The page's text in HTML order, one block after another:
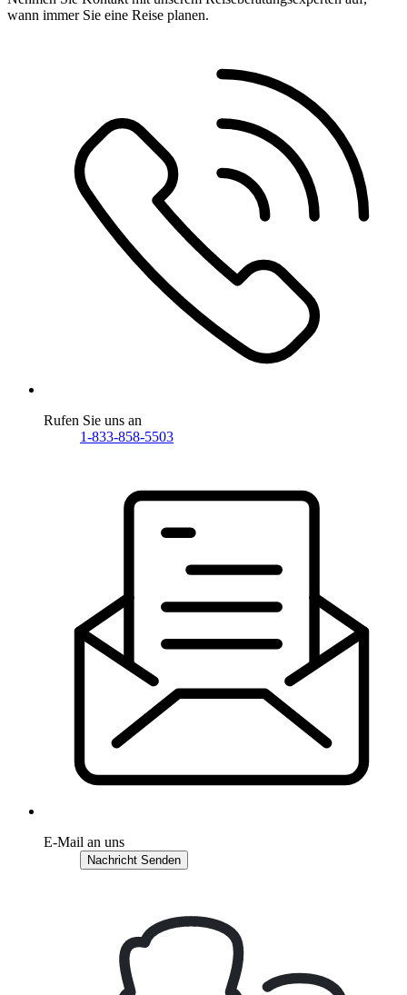
wann immer Sie eine Reise planen.
Rufen Sie uns an
1-833-858-5503
E-Mail an uns
Nachricht Senden